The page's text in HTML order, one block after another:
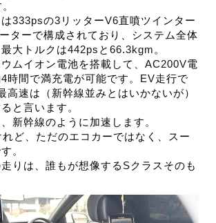
333psの3 リッターV6直噴ツインター
ターで構成されており、システム全体
大トルクは442ps と 66.3kgm。
ムイオン電池を搭載して、 AC200V電
4時間で満充電が可能です。 EV走行で
高速は（新幹線並みとはいかないが）
と言います。
新幹線のように加速します。
れど、ただのエコカーではなく、スー
。
りは、誰もが想像する Sクラスそのも